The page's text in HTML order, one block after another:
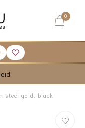
0
gold, black